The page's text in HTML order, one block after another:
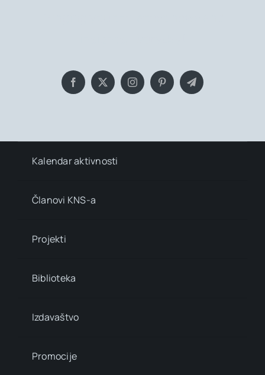
Kalendar aktivnosti
Članovi KNS-a
Projekti
Biblioteka
Izdavaštvo
Promocije